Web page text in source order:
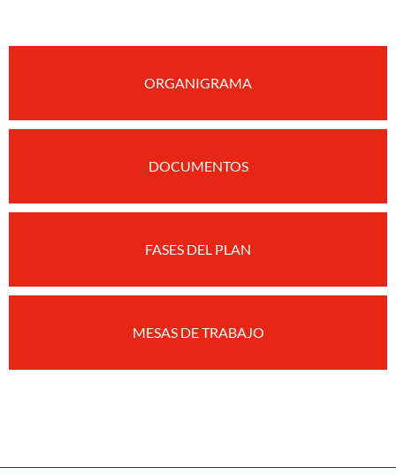
ORGANIGRAMA
DOCUMENTOS
FASES DEL PLAN
MESAS DE TRABAJO